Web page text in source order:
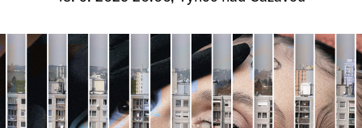
Vše o ČT